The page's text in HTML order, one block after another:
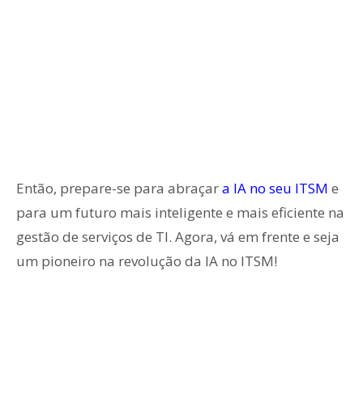
Então, prepare-se para abraçara IA no seu ITSM e
para um futuro mais inteligente e mais eficiente na
gestão de serviços de TI. Agora, vá em frente e seja
um pioneiro na revolução da IA no ITSM!